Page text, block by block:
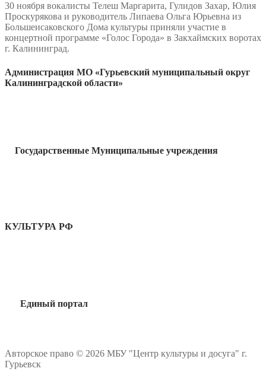
30 ноября вокалисты Телеш Маргарита, Гулидов Захар, Юлия
Проскурякова и руководитель Липаева Ольга Юрьевна из
Большеисаковского Дома культуры приняли участие в
концертной программе «Голос Города» в Закхаймских воротах
г. Калининград.
Администрация МО «Гурьевский муниципальный округ
Калининградской области»
Государственные Муниципальные учреждения
КУЛЬТУРА РФ
Единый портал
Авторское право © 2026 МБУ "Центр культуры и досуга" г.
Гурьевск